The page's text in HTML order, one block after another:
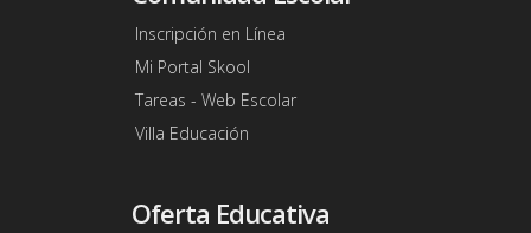
Inscripción en Línea
Mi Portal Skool
Tareas - Web Escolar
Villa Educación
Oferta Educativa